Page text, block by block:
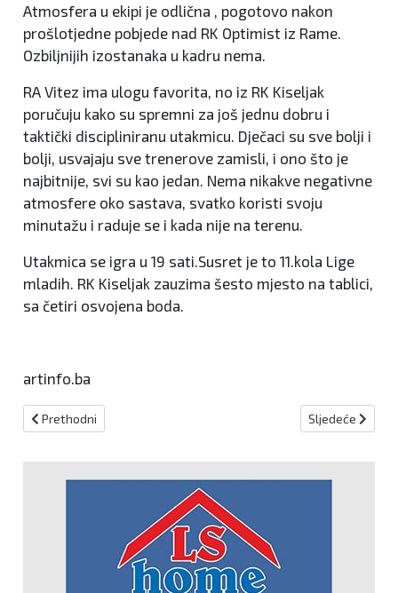
Atmosfera u ekipi je odlična , pogotovo nakon
prošlotjedne pobjede nad RK Optimist iz Rame.
Ozbiljnijih izostanaka u kadru nema.
RA Vitez ima ulogu favorita, no iz RK Kiseljak
poručuju kako su spremni za još jednu dobru i
taktički discipliniranu utakmicu. Dječaci su sve bolji i
bolji, usvajaju sve trenerove zamisli, i ono što je
najbitnije, svi su kao jedan. Nema nikakve negativne
atmosfere oko sastava, svatko koristi svoju
minutažu i raduje se i kada nije na terenu.
Utakmica se igra u 19 sati.Susret je to 11.kola Lige
mladih. RK Kiseljak zauzima šesto mjesto na tablici,
sa četiri osvojena boda.
artinfo.ba
Prethodni članak: Dinamo doveo novo pojačanje iz HNL-a
Prethodni Sljedeći
Sljedeće